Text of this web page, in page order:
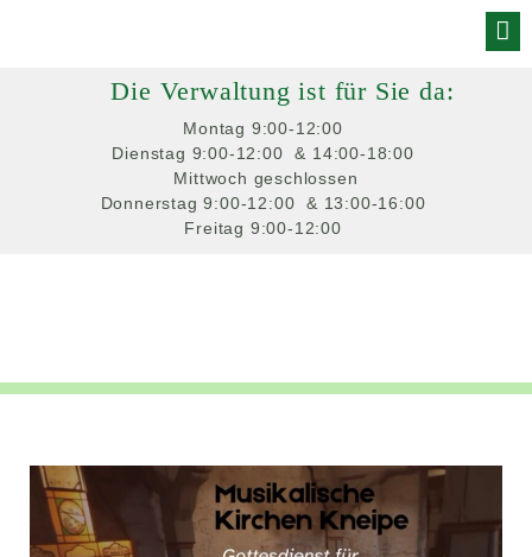
Die Verwaltung ist für Sie da:
Montag 9:00-12:00
Dienstag 9:00-12:00
& 14:00-18:00
Mittwoch geschlossen
Donnerstag 9:00-12:00
& 13:00-16:00
Freitag 9:00-12:00